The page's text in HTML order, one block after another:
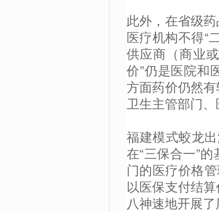
此外，在省级
医疗机构不得“
供应商（商业
价”仍是医院和
方面药价仍然
卫生主管部门
福建模式蛟龙
在“三保合一”
门的医疗价格
以医保支付结
八神速地开展